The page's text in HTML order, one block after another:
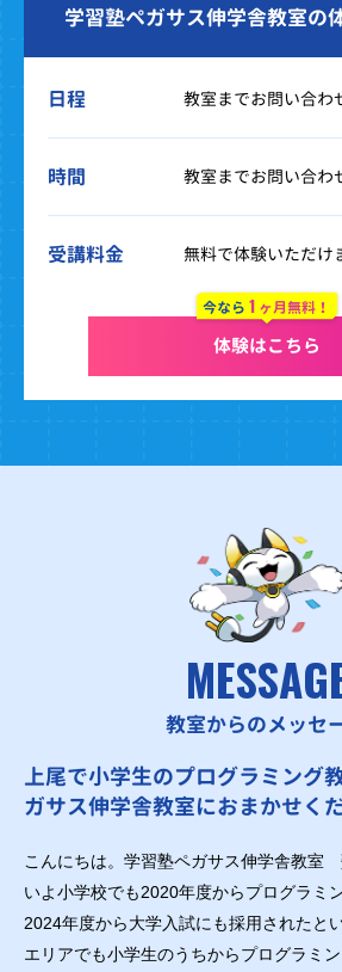
学習塾ペガサス伸学舎教室の
日程 教室までお問い合わ
時間 教室までお問い合わ
受講料金 無料で体験いただけ
今なら1 ヶ月無料！
体験はこちら
教室からのメッセ
上尾で小学生のプログラミング
ガサス伸学舎教室におまかせく
こんにちは。学習塾ペガサス伸学舎教室
いよ小学校でも2020年度からプログラミ
2024年度から大学入試にも採用されたと
エリアでも小学生のうちからプログラミ